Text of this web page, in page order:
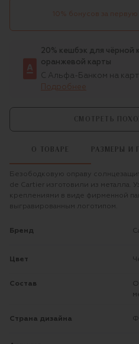
10% бонусов за
20% кешбэк для чёрной
оранжевой карты
С Альфа-Банком на
Подробнее
СМОТРЕТЬ
О ТОВАРЕ РАЗМЕРЫ И
Безободковую оправу
de Cartier изготовили из металла.
креплениями в виде фирменной
выгравированным логотипом.
Бренд
Цвет
Состав
Оправа-металл, покрытие драг.
Страна дизайна